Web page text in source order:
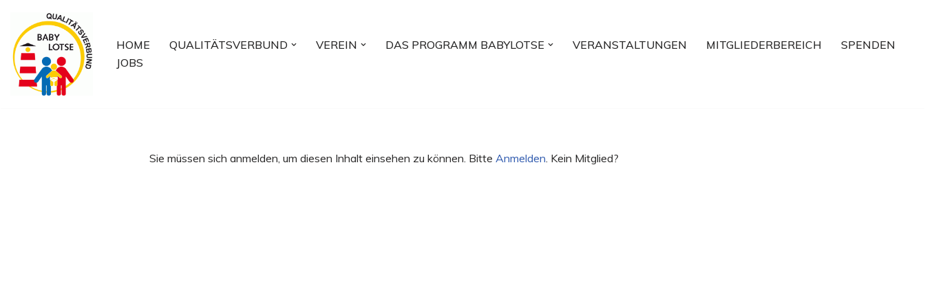
Zum
Inhalt
springen
HOME QUALITÄTSVERBUND VEREIN DAS PROGRAMM BABYLOTSE VERANSTALTUNGEN MITGLIEDERBEREICH
SPENDEN
JOBS
Sie müssen sich anmelden, um diesen Inhalt einsehen zu können. Bitte Anmelden . Kein Mitglied?